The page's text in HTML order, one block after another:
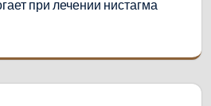
при лечении нистагма